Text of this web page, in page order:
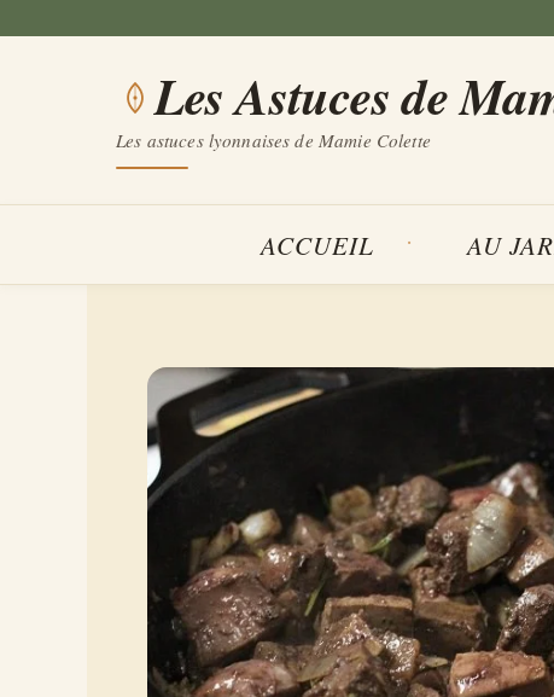
Les Astuces de
Les astuces lyonnaises de Mamie Colette
ACCUEIL AU